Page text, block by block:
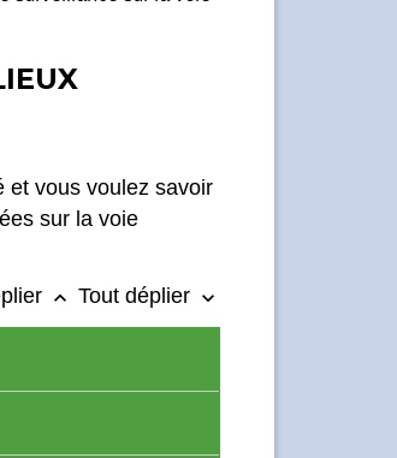
et vous voulez savoir
sur la voie
keyboard_arrow_up Tout déplier keyboard_arrow_down